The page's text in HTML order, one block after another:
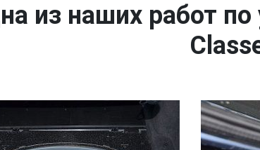
из наших работ по